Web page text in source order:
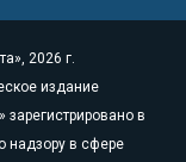
2026 г.
издание
зарегистрировано в
надзору в сфере